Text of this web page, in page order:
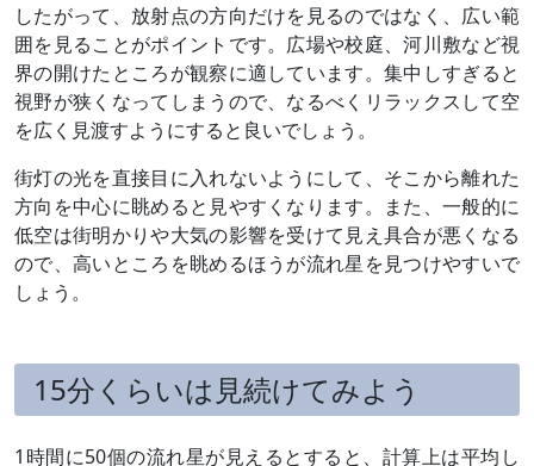
したがって、放射点の方向だけを見るのではなく、広い範
囲を見ることがポイントです。広場や校庭、河川敷など視
界の開けたところが観察に適しています。集中しすぎると
視野が狭くなってしまうので、なるべくリラックスして空
を広く見渡すようにすると良いでしょう。
街灯の光を直接目に入れないようにして、そこから離れた
方向を中心に眺めると見やすくなります。また、一般的に
低空は街明かりや大気の影響を受けて見え具合が悪くなる
ので、高いところを眺めるほうが流れ星を見つけやすいで
しょう。
15分くらいは見続けてみよう
1時間に50個の流れ星が見えるとすると、計算上は平均し